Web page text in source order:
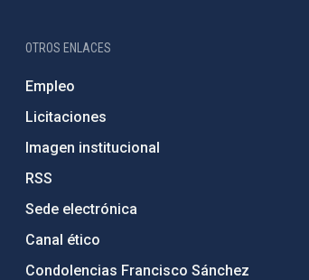
OTROS ENLACES
Empleo
Licitaciones
Imagen institucional
RSS
Sede electrónica
Canal ético
Condolencias Francisco Sánchez